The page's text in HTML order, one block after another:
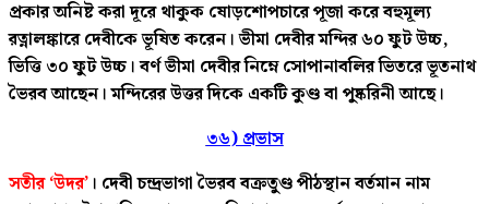
প্রকার অনিষ্ট করা দূরে থাকুক ষোড়শোপচারে পূজা করে বহুমূল্য
রত্নালঙ্কারে দেবীকে ভূষিত করেন। ভীমা দেবীর মন্দির ৬০ ফুট উচ্চ,
ভিত্তি ৩০ ফুট উচ্চ। বর্ণ ভীমা দেবীর নিম্নে সোপানাবলির ভিতরে ভূতনাথ
ভৈরব আছেন। মন্দিরের উত্তর দিকে একটি কুণ্ড বা পুষ্করিনী আছে।
৩৬) প্রভাস
সতীর ‘উদর’ । দেবী চন্দ্রভাগা ভৈরব বক্রতুণ্ড পীঠস্থান বর্তমান নাম